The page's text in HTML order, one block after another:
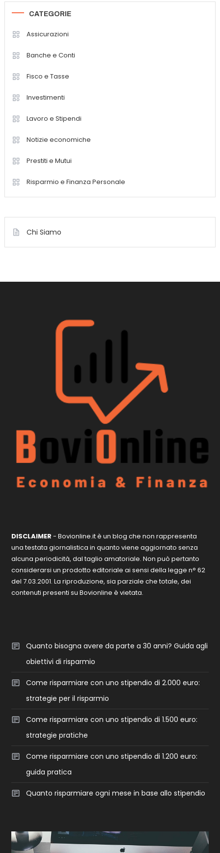
CATEGORIE
Assicurazioni
Banche e Conti
Fisco e Tasse
Investimenti
Lavoro e Stipendi
Notizie economiche
Prestiti e Mutui
Risparmio e Finanza Personale
Chi Siamo
DISCLAIMER - Bovionline.it è un blog che non rappresenta
una testata giornalistica in quanto viene aggiornato senza
alcuna periodicità, dal taglio amatoriale. Non può pertanto
considerarsi un prodotto editoriale ai sensi della legge n° 62
del 7.03.2001. La riproduzione, sia parziale che totale, dei
contenuti presenti su Bovionline è vietata.
Quanto bisogna avere da parte a 30 anni? Guida agli
obiettivi di risparmio
Come risparmiare con uno stipendio di 2.000 euro:
strategie per il risparmio
Come risparmiare con uno stipendio di 1.500 euro:
strategie pratiche
Come risparmiare con uno stipendio di 1.200 euro:
guida pratica
Quanto risparmiare ogni mese in base allo stipendio